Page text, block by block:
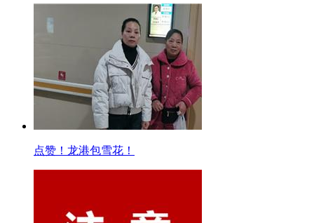
点赞！龙港包雪花！